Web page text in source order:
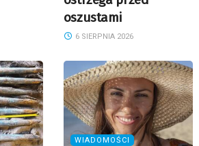
oszustami
6 SIERPNIA 2026
WIADOMOŚCI